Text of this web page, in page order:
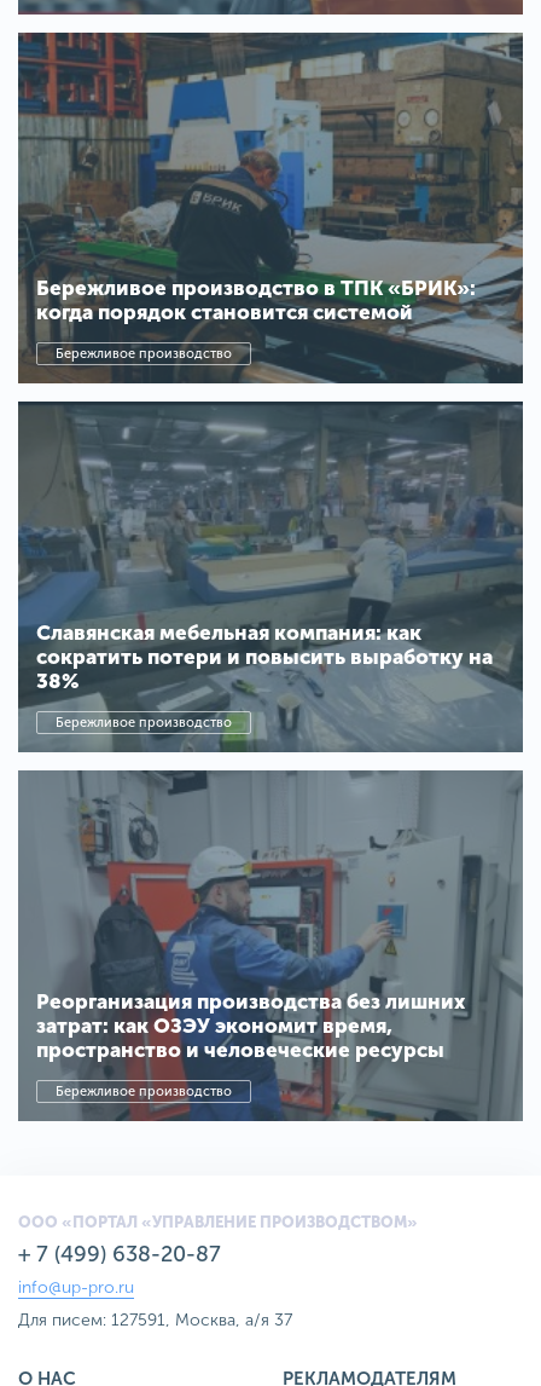
Бережливое производство в ТПК «БРИК»:
когда порядок становится системой
Бережливое производство
Славянская мебельная компания: как
сократить потери и повысить выработку на
38%
Бережливое производство
Реорганизация производства без лишних
затрат: как ОЗЭУ экономит время,
пространство и человеческие ресурсы
Бережливое производство
ООО «ПОРТАЛ «УПРАВЛЕНИЕ ПРОИЗВОДСТВОМ»
+ 7 (499) 638-20-87
info@up-pro.ru
Для писем: 127591, Москва, а/я 37
О НАС РЕКЛАМОДАТЕЛЯМ